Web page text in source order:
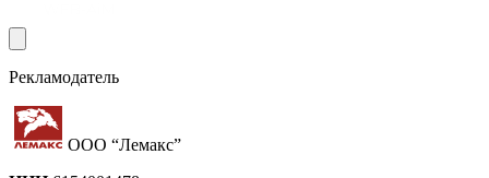
Рекламодатель
ООО “Лемакс”